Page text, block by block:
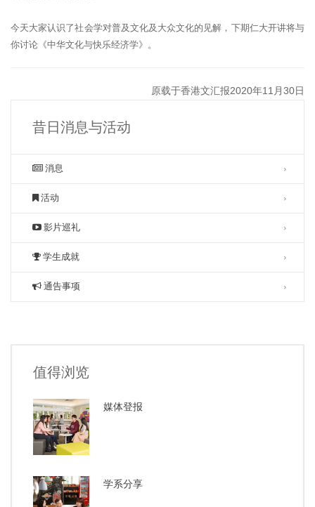
今天大家认识了社会学对普及文化及大众文化的见解，下期仁大开讲将与
你讨论《中华文化与快乐经济学》。
原载于香港文汇报2020年11月30日
昔日消息与活动
消息
活动
影片巡礼
学生成就
通告事项
值得浏览
媒体登报
学系分享